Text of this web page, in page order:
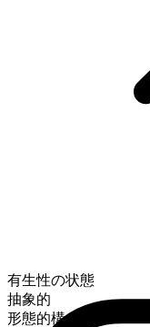
有生性の状態
抽象的
形態的構成